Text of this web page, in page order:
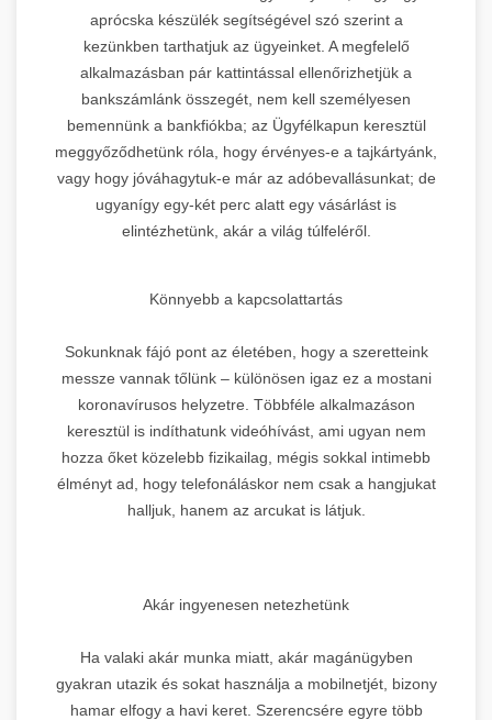
aprócska készülék segítségével szó szerint a
kezünkben tarthatjuk az ügyeinket. A megfelelő
alkalmazásban pár kattintással ellenőrizhetjük a
bankszámlánk összegét, nem kell személyesen
bemennünk a bankfiókba; az Ügyfélkapun keresztül
meggyőződhetünk róla, hogy érvényes-e a tajkártyánk,
vagy hogy jóváhagytuk-e már az adóbevallásunkat; de
ugyanígy egy-két perc alatt egy vásárlást is
elintézhetünk, akár a világ túlfeléről.
Könnyebb a kapcsolattartás
Sokunknak fájó pont az életében, hogy a szeretteink
messze vannak tőlünk – különösen igaz ez a mostani
koronavírusos helyzetre. Többféle alkalmazáson
keresztül is indíthatunk videóhívást, ami ugyan nem
hozza őket közelebb fizikailag, mégis sokkal intimebb
élményt ad, hogy telefonáláskor nem csak a hangjukat
halljuk, hanem az arcukat is látjuk.
Akár ingyenesen netezhetünk
Ha valaki akár munka miatt, akár magánügyben
gyakran utazik és sokat használja a mobilnetjét, bizony
hamar elfogy a havi keret. Szerencsére egyre több